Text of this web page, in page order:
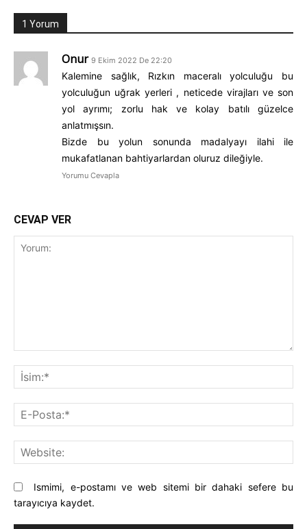
1 Yorum
Onur 9 Ekim 2022 De 22:20
Kalemine sağlık, Rızkın maceralı yolculuğu bu
yolculuğun uğrak yerleri , neticede virajları ve son
yol ayrımı; zorlu hak ve kolay batılı güzelce
anlatmışsın.
Bizde bu yolun sonunda madalyayı ilahi ile
mukafatlanan bahtiyarlardan oluruz dileğiyle.
Yorumu Cevapla
CEVAP VER
Ismimi, e-postamı ve web sitemi bir dahaki sefere bu
tarayıcıya kaydet.